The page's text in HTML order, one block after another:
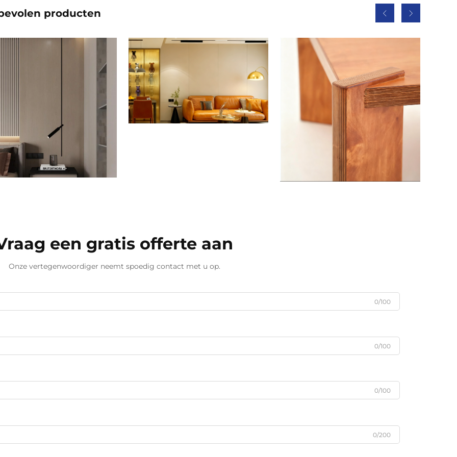
producten
een gratis offerte aan
Onze vertegenwoordiger neemt spoedig contact met u op.
0/100
0/100
0/100
0/200